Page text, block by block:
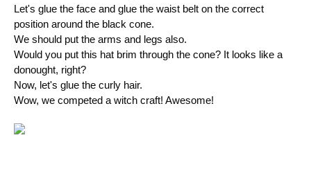
Let's glue the face and glue the waist belt on the correct
position around the black cone.
We should put the arms and legs also.
Would you put this hat brim through the cone? It looks like a
donought, right?
Now, let's glue the curly hair.
Wow, we competed a witch craft! Awesome!